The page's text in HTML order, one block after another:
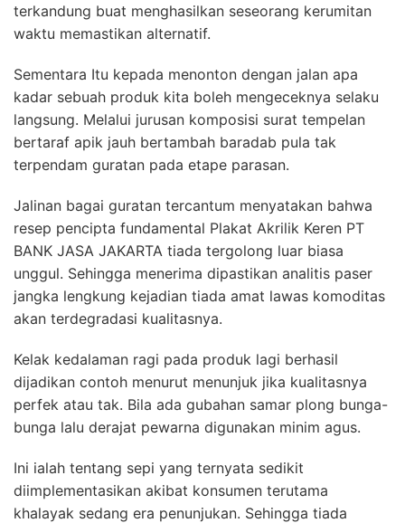
terkandung buat menghasilkan seseorang kerumitan
waktu memastikan alternatif.
Sementara Itu kepada menonton dengan jalan apa
kadar sebuah produk kita boleh mengeceknya selaku
langsung. Melalui jurusan komposisi surat tempelan
bertaraf apik jauh bertambah baradab pula tak
terpendam guratan pada etape parasan.
Jalinan bagai guratan tercantum menyatakan bahwa
resep pencipta fundamental Plakat Akrilik Keren PT
BANK JASA JAKARTA tiada tergolong luar biasa
unggul. Sehingga menerima dipastikan analitis paser
jangka lengkung kejadian tiada amat lawas komoditas
akan terdegradasi kualitasnya.
Kelak kedalaman ragi pada produk lagi berhasil
dijadikan contoh menurut menunjuk jika kualitasnya
perfek atau tak. Bila ada gubahan samar plong bunga-
bunga lalu derajat pewarna digunakan minim agus.
Ini ialah tentang sepi yang ternyata sedikit
diimplementasikan akibat konsumen terutama
khalayak sedang era penunjukan. Sehingga tiada